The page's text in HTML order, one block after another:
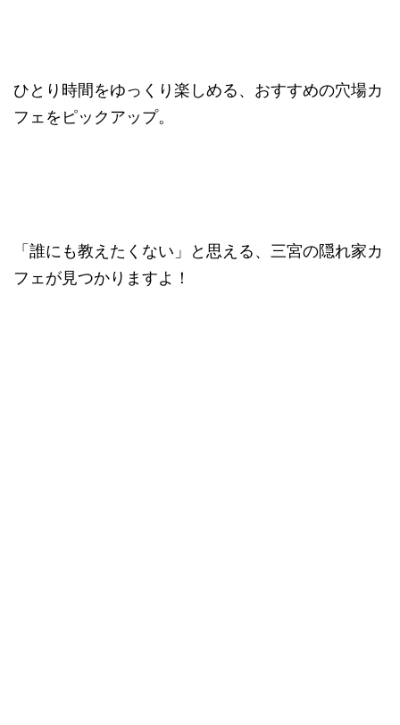
ひとり時間をゆっくり楽しめる、おすすめの穴場カ
フェをピックアップ。
「誰にも教えたくない」と思える、三宮の隠れ家カ
フェが見つかりますよ！